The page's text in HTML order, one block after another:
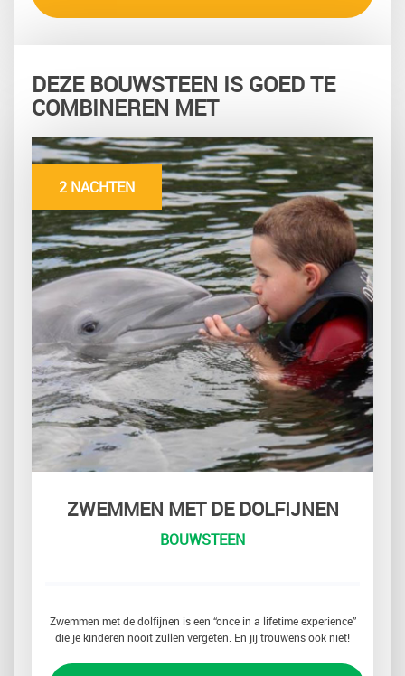
DEZE BOUWSTEEN IS GOED TE
COMBINEREN MET
2 NACHTEN
ZWEMMEN MET DE DOLFIJNEN
BOUWSTEEN
Zwemmen met de dolfijnen is een “once in a lifetime experience”
die je kinderen nooit zullen vergeten. En jij trouwens ook niet!